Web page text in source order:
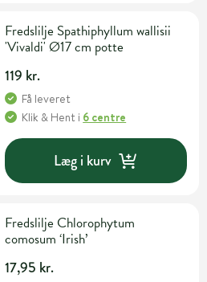
Fredslilje Spathiphyllum wallisii
'Vivaldi' Ø17 cm potte
119 kr.
Få leveret
Klik & Hent i 6 centre
Læg i kurv
Fredslilje Chlorophytum
comosum ‘Irish’
17,95 kr.